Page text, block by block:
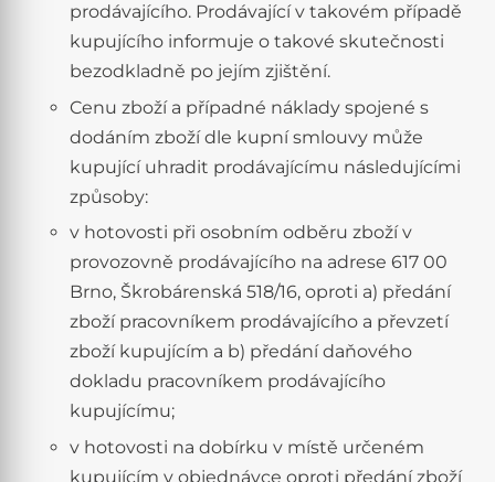
prodávajícího. Prodávající v takovém případě
kupujícího informuje o takové skutečnosti
bezodkladně po jejím zjištění.
Cenu zboží a případné náklady spojené s
dodáním zboží dle kupní smlouvy může
kupující uhradit prodávajícímu následujícími
způsoby:
v hotovosti při osobním odběru zboží v
provozovně prodávajícího na adrese 617 00
Brno, Škrobárenská 518/16, oproti a) předání
zboží pracovníkem prodávajícího a převzetí
zboží kupujícím a b) předání daňového
dokladu pracovníkem prodávajícího
kupujícímu;
v hotovosti na dobírku v místě určeném
kupujícím v objednávce oproti předání zboží